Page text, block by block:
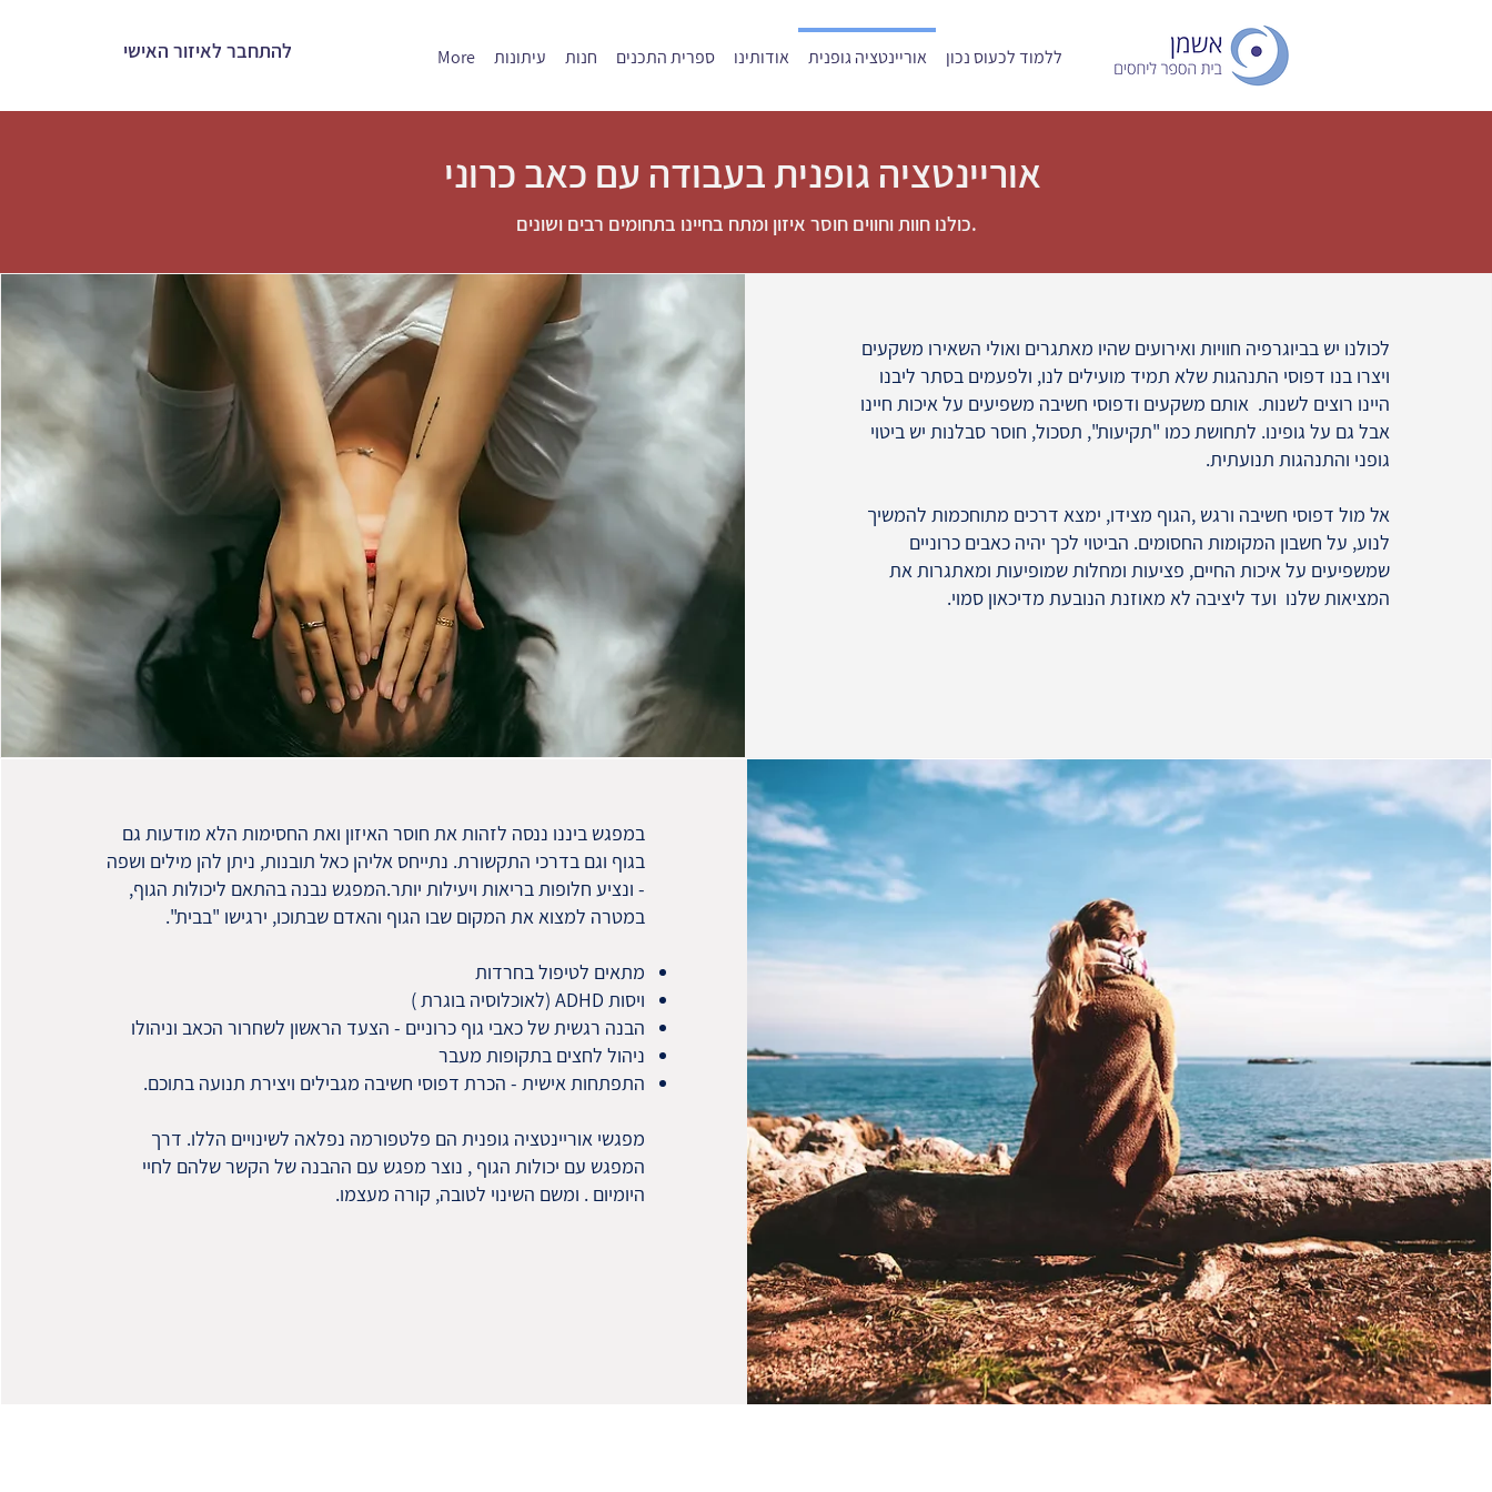
להתחבר לאיזור האישי ללמוד לכעוס נכון אוריינטציה גופנית אודותינו ספרית התכנים חנות עיתונות More
כולנו חוות וחווים חוסר איזון ומתח בחיינו בתחומים רבים ושונים.
לכולנו יש בביוגרפיה חוויות ואירועים שהיו מאתגרים ואולי השאירו משקעים
ויצרו בנו דפוסי התנהגות שלא תמיד מועילים לנו, ולפעמים בסתר ליבנו
היינו רוצים לשנות. אותם משקעים ודפוסי חשיבה משפיעים על איכות חיינו
אבל גם על גופינו. לתחושת כמו "תקיעות", תסכול, חוסר סבלנות יש ביטוי
גופני והתנהגות תנועתית.
אל מול דפוסי חשיבה ורגש ,הגוף מצידו, ימצא דרכים מתוחכמות להמשיך
לנוע, על חשבון המקומות החסומים. הביטוי לכך יהיה כאבים כרוניים
שמשפיעים על איכות החיים, פציעות ומחלות שמופיעות ומאתגרות את
המציאות שלנו ועד ליציבה לא מאוזנת הנובעת מדיכאון סמוי.
במפגש ביננו ננסה לזהות את חוסר האיזון ואת החסימות הלא מודעות גם
בגוף וגם בדרכי התקשורת. נתייחס אליהן כאל תובנות, ניתן להן מילים ושפה
- ונציע חלופות בריאות ויעילות יותר.המפגש נבנה בהתאם ליכולות הגוף,
במטרה למצוא את המקום שבו הגוף והאדם שבתוכו, ירגישו "בבית".
מתאים לטיפול בחרדות
ויסות ADHD (לאוכלוסיה בוגרת )
הבנה רגשית של כאבי גוף כרוניים - הצעד הראשון לשחרור הכאב וניהולו
ניהול לחצים בתקופות מעבר
התפתחות אישית - הכרת דפוסי חשיבה מגבילים ויצירת תנועה בתוכם.
מפגשי אוריינטציה גופנית הם פלטפורמה נפלאה לשינויים הללו. דרך
המפגש עם יכולות הגוף , נוצר מפגש עם ההבנה של הקשר שלהם לחיי
היומיום . ומשם השינוי לטובה, קורה מעצמו.